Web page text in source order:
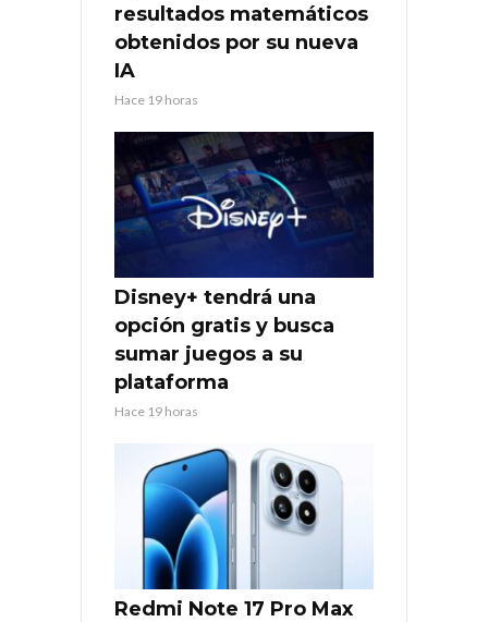
resultados matemáticos
obtenidos por su nueva
IA
Hace 19 horas
Disney+ tendrá una
opción gratis y busca
sumar juegos a su
plataforma
Hace 19 horas
Redmi Note 17 Pro Max